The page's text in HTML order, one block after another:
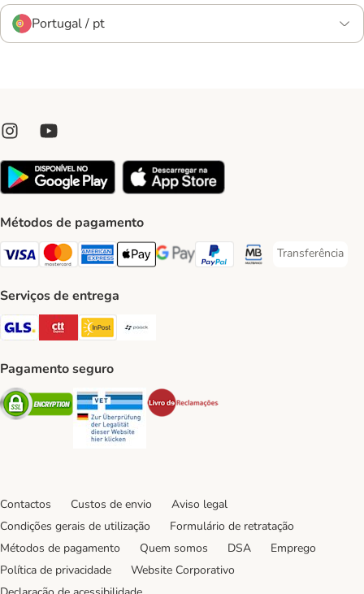
Portugal / pt
Métodos de pagamento
Visa Payment Method
Mastercard Payment Method
American Express Payment Method
Apple Pay Payment Method
Google Pay Payment Method
PayPal Payment Method
Multibanco Payment
Transferência
Transferência
Serviços de entrega
GLS Shipping Method
CTTExpress Shipping Method
InPost Shipping Method
Pagamento seguro
Security Security
Contactos Custos de envio
Aviso legal
Condições gerais de utilização
Formulário de retratação
Métodos de pagamento
Quem somos DSA
Emprego
Política de privacidade
Website Corporativo